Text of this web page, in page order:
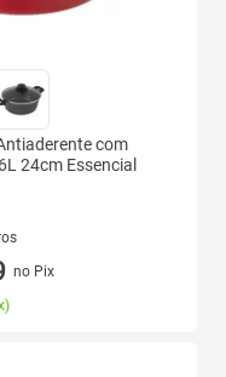
com
24cm Essencial
no Pix
)